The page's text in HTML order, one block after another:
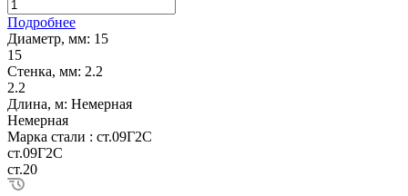
Подробнее
Диаметр, мм: 15
15
Стенка, мм: 2.2
2.2
Длина, м: Немерная
Немерная
Марка стали : ст.09Г2С
ст.09Г2С
ст.20